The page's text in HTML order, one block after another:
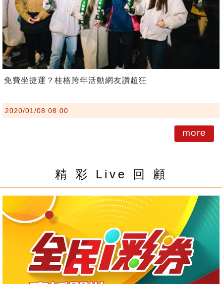
免費坐捷運？桂格跨年活動網友讚超狂
2020/01/08 08:00
more
精 彩 Live 回 顧